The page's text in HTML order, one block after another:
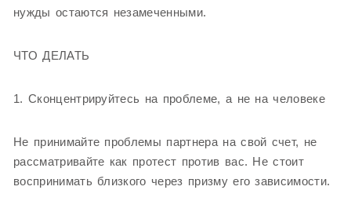
нужды остаются незамеченными.
ЧТО ДЕЛАТЬ
1. Сконцентрируйтесь на проблеме, а не на человеке
Не принимайте проблемы партнера на свой счет, не
рассматривайте как протест против вас. Не стоит
воспринимать близкого через призму его зависимости.